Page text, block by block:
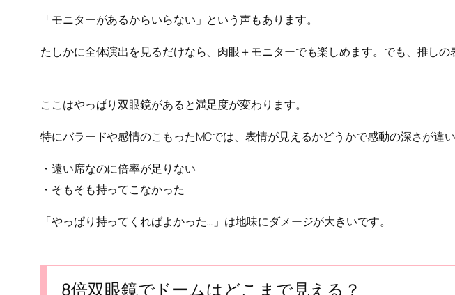
「モニターがあるからいらない」という声もあります。
たしかに全体演出を見るだけなら、肉眼＋モニターでも楽しめます。でも、推し
ここはやっぱり双眼鏡があると満足度が変わります。
特にバラードや感情のこもったMCでは、表情が見えるかどうかで感動の深さが違
・遠い席なのに倍率が足りない
・そもそも持ってこなかった
「やっぱり持ってくればよかった…」は地味にダメージが大きいです。
8倍双眼鏡でドームはどこまで見える？